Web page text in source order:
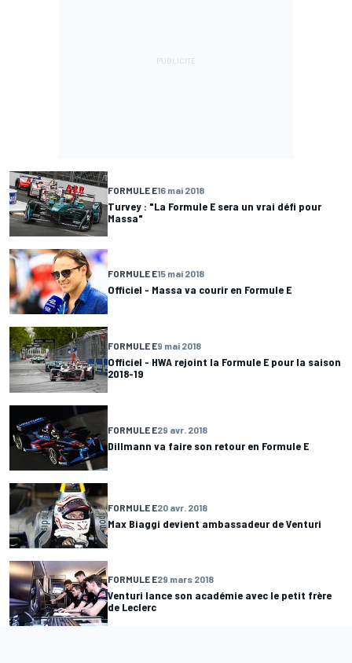
FORMULE E16 mai 2018
Turvey : "La Formule E sera un vrai défi pour
Massa"
FORMULE E15 mai 2018
Officiel - Massa va courir en Formule E
FORMULE E9 mai 2018
Officiel - HWA rejoint la Formule E pour la saison
2018-19
FORMULE E29 avr. 2018
Dillmann va faire son retour en Formule E
FORMULE E20 avr. 2018
Max Biaggi devient ambassadeur de Venturi
FORMULE E29 mars 2018
Venturi lance son académie avec le petit frère
de Leclerc